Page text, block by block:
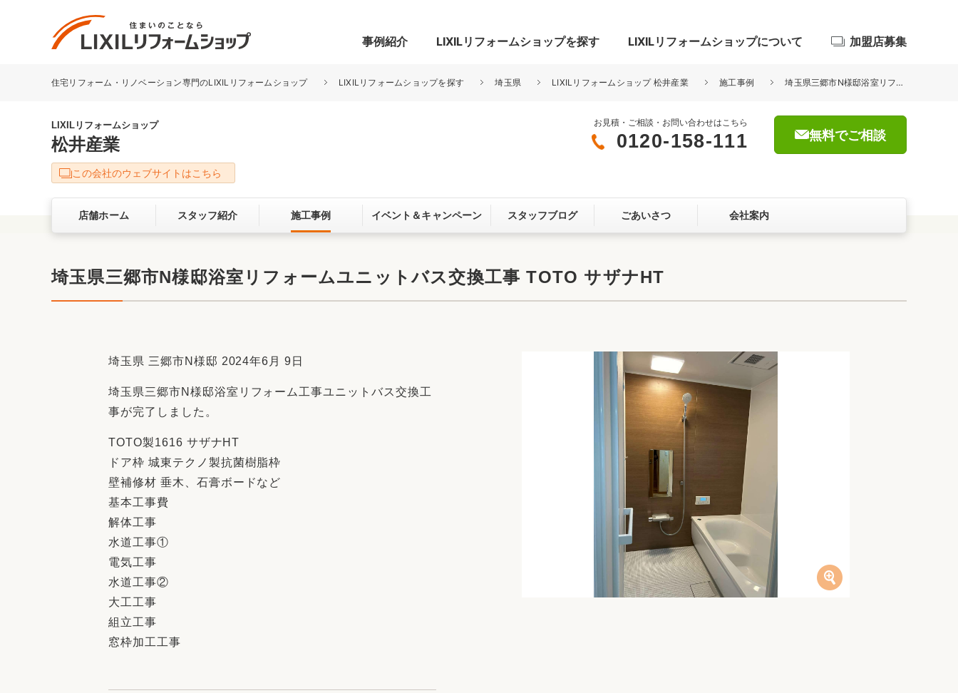
事例紹介
リフォーム事例を探す
キッチン
洗面化粧室 トイレ 玄関まわり 門まわり 屋根・外壁
ベランダ・バルコニー ガーデンスペース カースペース
お客さまの声 3Dシミュレーション
LIXILリフォームショップを探す LIXILリフォームショップについて
LIXILリフォームショップについて
サービス向上・品質改善の取り組み お客さま満足度アンケート
ここちいい暮らしをつくる、価値・性能向上
リフォームアクセル
中古物件探しから性能向上リフォームをワン
ストップ
加盟店募集
住宅リフォーム・リノベーション専門のLIXILリフォームショップ LIXILリフォームショップを探す 埼玉県 LIXILリフォームショップ 松井産業 施工事例 埼玉県三郷市N様邸浴室リフォームユニットバス交換工事 TOTO サザナHT
LIXILリフォームショップ
松井産業
お見積・ご相談・お問い合わせはこちら
0120-158-111 無料でご相談
この会社のウェブサイトはこちら
店舗ホーム スタッフ紹介 施工事例 イベント＆キャンペーン スタッフブログ ごあいさつ 会社案内
埼玉県三郷市N様邸浴室リフォームユニットバス交換工事 TOTO サザナHT
埼玉県 三郷市N様邸 2024年6月 9日
埼玉県三郷市N様邸浴室リフォーム工事ユニットバス交換工
事が完了しました。
TOTO製1616 サザナHT
ドア枠 城東テクノ製抗菌樹脂枠
壁補修材 垂木、石膏ボードなど
基本工事費
解体工事
水道工事①
電気工事
水道工事②
大工工事
組立工事
窓枠加工工事